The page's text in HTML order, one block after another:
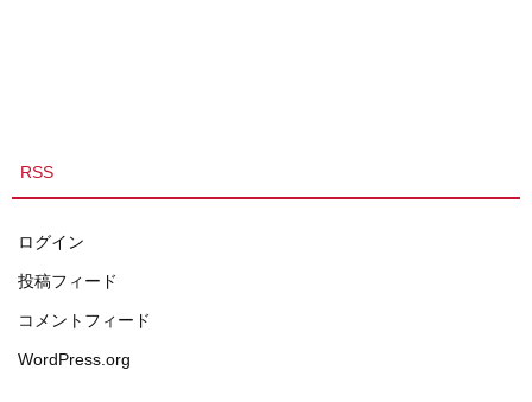
RSS
ログイン
投稿フィード
コメントフィード
WordPress.org